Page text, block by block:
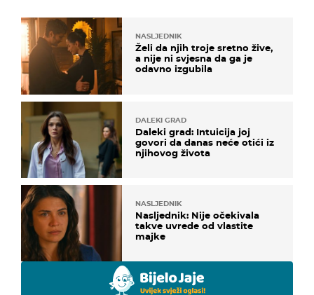
NASLJEDNIK
Želi da njih troje sretno žive,
a nije ni svjesna da ga je
odavno izgubila
DALEKI GRAD
Daleki grad: Intuicija joj
govori da danas neće otići iz
njihovog života
NASLJEDNIK
Nasljednik: Nije očekivala
takve uvrede od vlastite
majke